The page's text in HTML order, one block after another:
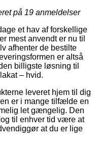
på 19 anmeldelser
et hav af forskellige
mest anvendt er nu til
afhenter de bestilte
er altså
billigste løsning til
– hvid.
leveret hjem til dig
er i mange tilfælde en
let gængelig. Den
til enhver tid være at
at du er lige